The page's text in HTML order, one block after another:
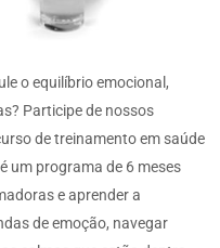
o equilíbrio emocional,
Participe de nossos
de treinamento em saúde
um programa de 6 meses
e aprender a
de emoção, navegar